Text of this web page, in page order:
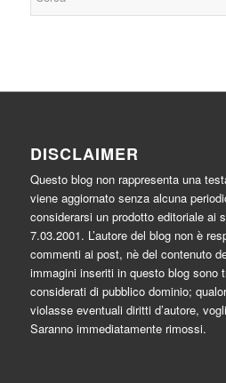
DISCLAIMER
Questo blog non rappresenta una
viene aggiornato senza alcuna
considerarsi un prodotto editoriale ai
7.03.2001. L’autore del blog non è
commenti ai post, nè del contenuto
immagini inseriti in questo blog sono
considerati di pubblico dominio;
violasse eventuali diritti d’autore,
Saranno immediatamente rimossi.